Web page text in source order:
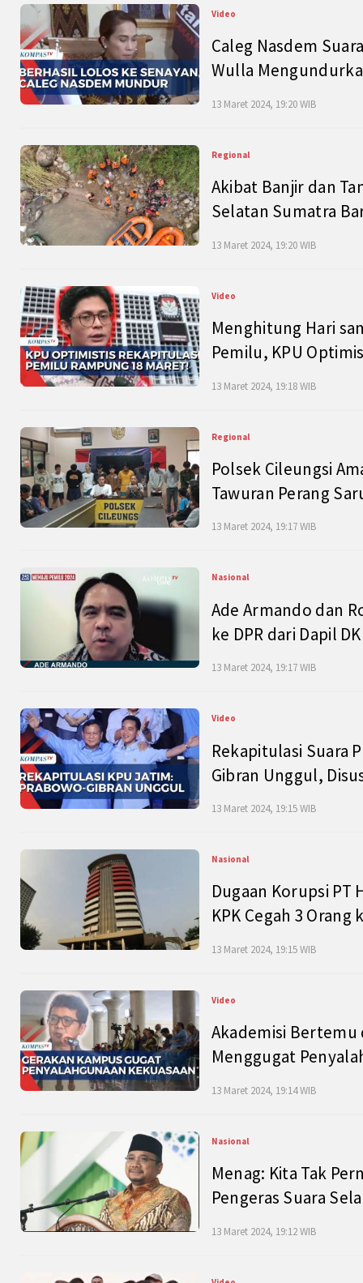
Video
Caleg Nasdem
Wulla
13 Maret 2024, 19:20 WIB
Regional
Akibat Banjir dan
Selatan Sumatra
13 Maret 2024, 19:20 WIB
Video
Menghitung Hari
Pemilu, KPU
13 Maret 2024, 19:18 WIB
Regional
Polsek Cileungsi
Tawuran Perang
13 Maret 2024, 19:17 WIB
Nasional
Ade Armando dan
ke DPR dari Dapil
13 Maret 2024, 19:17 WIB
Video
Rekapitulasi Suara
Gibran Unggul,
13 Maret 2024, 19:15 WIB
Nasional
Dugaan Korupsi PT
KPK Cegah 3 Orang
13 Maret 2024, 19:15 WIB
Video
Akademisi Bertemu
Menggugat
13 Maret 2024, 19:14 WIB
Nasional
Menag: Kita Tak
Pengeras Suara
13 Maret 2024, 19:12 WIB